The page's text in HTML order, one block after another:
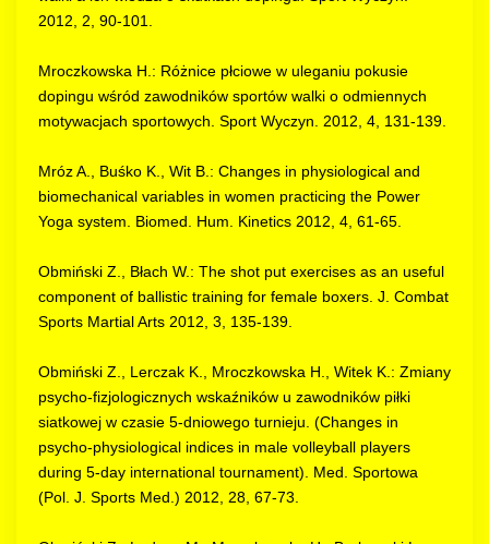
2012, 2, 90-101.
Mroczkowska H.: Różnice płciowe w uleganiu pokusie
dopingu wśród zawodników sportów walki o odmiennych
motywacjach sportowych. Sport Wyczyn. 2012, 4, 131-139.
Mróz A., Buśko K., Wit B.: Changes in physiological and
biomechanical variables in women practicing the Power
Yoga system. Biomed. Hum. Kinetics 2012, 4, 61-65.
Obmiński Z., Błach W.: The shot put exercises as an useful
component of ballistic training for female boxers. J. Combat
Sports Martial Arts 2012, 3, 135-139.
Obmiński Z., Lerczak K., Mroczkowska H., Witek K.: Zmiany
psycho-fizjologicznych wskaźników u zawodników piłki
siatkowej w czasie 5-dniowego turnieju. (Changes in
psycho-physiological indices in male volleyball players
during 5-day international tournament). Med. Sportowa
(Pol. J. Sports Med.) 2012, 28, 67-73.